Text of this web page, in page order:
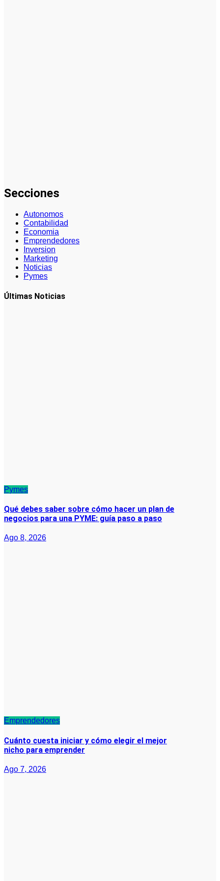
Secciones
Autonomos
Contabilidad
Economia
Emprendedores
Inversion
Marketing
Noticias
Pymes
Últimas Noticias
Pymes
Qué debes saber sobre cómo hacer un plan de
negocios para una PYME: guía paso a paso
Ago 8, 2026
Emprendedores
Cuánto cuesta iniciar y cómo elegir el mejor
nicho para emprender
Ago 7, 2026